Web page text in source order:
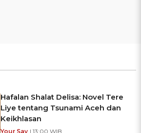
Hafalan Shalat Delisa: Novel Tere
Liye tentang Tsunami Aceh dan
Keikhlasan
Your Say | 13:00 WIB